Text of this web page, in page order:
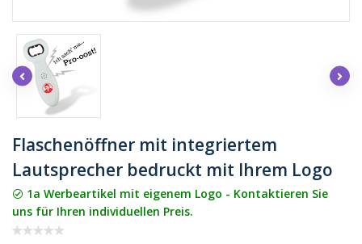
Flaschenöffner mit integriertem
Lautsprecher bedruckt mit Ihrem Logo
1a Werbeartikel mit eigenem Logo - Kontaktieren Sie
uns für Ihren individuellen Preis.